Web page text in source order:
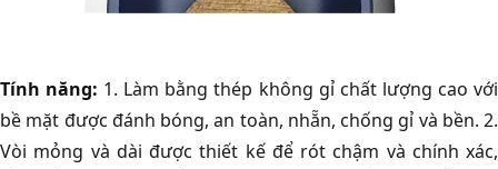
Tính năng: 1. Làm bằng thép không gỉ chất lượng cao với
bề mặt được đánh bóng, an toàn, nhẵn, chống gỉ và bền. 2.
Vòi mỏng và dài được thiết kế để rót chậm và chính xác,